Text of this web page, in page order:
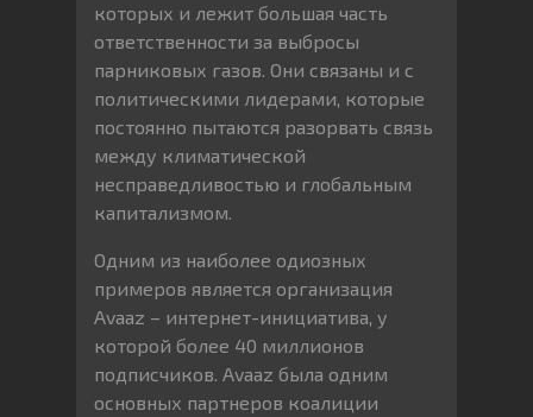
которых и лежит большая часть
ответственности за выбросы
парниковых газов. Они связаны и с
политическими лидерами, которые
постоянно пытаются разорвать связь
между климатической
несправедливостью и глобальным
капитализмом.
Одним из наиболее одиозных
примеров является организация
Avaaz – интернет-инициатива, у
которой более 40 миллионов
подписчиков. Avaaz была одним
основных партнеров коалиции